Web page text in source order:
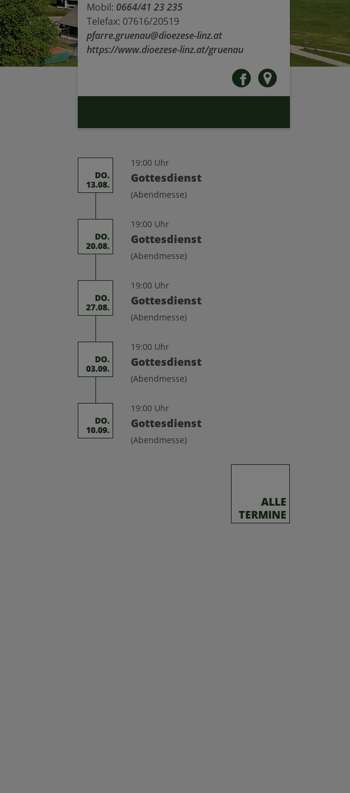
Mobil: 0664/41 23 235
Telefax: 07616/20519
pfarre.gruenau@dioezese-linz.at
https://www.dioezese-linz.at/gruenau
DO.
13.08.
19:00 Uhr
Gottesdienst
(Abendmesse)
DO.
20.08.
19:00 Uhr
Gottesdienst
(Abendmesse)
DO.
27.08.
19:00 Uhr
Gottesdienst
(Abendmesse)
DO.
03.09.
19:00 Uhr
Gottesdienst
(Abendmesse)
DO.
10.09.
19:00 Uhr
Gottesdienst
(Abendmesse)
ALLE
TERMINE